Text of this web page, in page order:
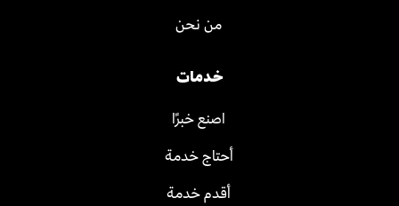
من نحن
خدمات
اصنع خبرًا
أحتاج خدمة
أقدم خدمة